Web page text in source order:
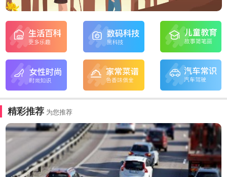
精彩推荐 为您推荐